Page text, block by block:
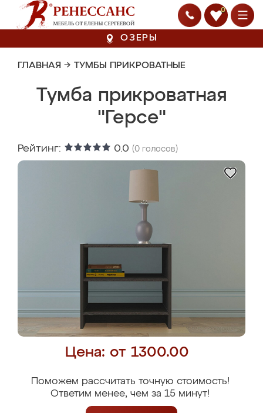
0
ОЗЕРЫ
ГЛАВНАЯ → ТУМБЫ ПРИКРОВАТНЫЕ
Тумба прикроватная
"Герсе"
Рейтинг: 0.0 (0 голосов)
Цена: от 1300.00
Поможем рассчитать точную стоимость!
Ответим менее, чем за 15 минут!